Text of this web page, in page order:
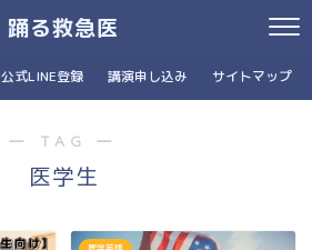
踊る救急医
公式LINE登録 講演申し込み サイトマップ
― TAG ―
医学生